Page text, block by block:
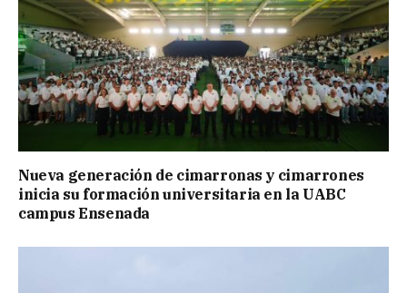
Nueva generación de cimarronas y cimarrones
inicia su formación universitaria en la UABC
campus Ensenada